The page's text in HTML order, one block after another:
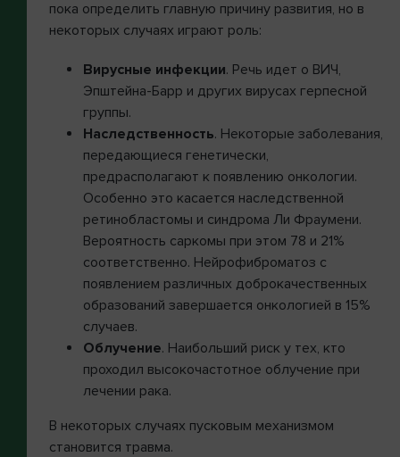
пока определить главную причину развития, но в
некоторых случаях играют роль:
Вирусные инфекции. Речь идет о ВИЧ,
Эпштейна-Барр и других вирусах герпесной
группы.
Наследственность. Некоторые заболевания,
передающиеся генетически,
предрасполагают к появлению онкологии.
Особенно это касается наследственной
ретинобластомы и синдрома Ли Фраумени.
Вероятность саркомы при этом 78 и 21%
соответственно. Нейрофиброматоз с
появлением различных доброкачественных
образований завершается онкологией в 15%
случаев.
Облучение. Наибольший риск у тех, кто
проходил высокочастотное облучение при
лечении рака.
В некоторых случаях пусковым механизмом
становится травма.